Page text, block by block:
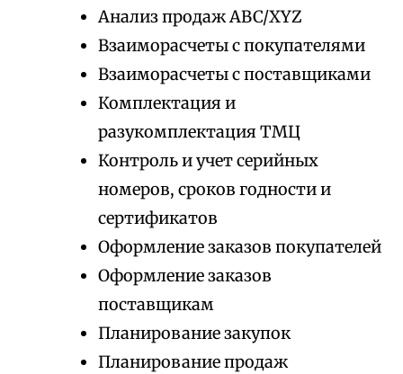
Анализ продаж ABC/XYZ
Взаиморасчеты с покупателями
Взаиморасчеты с поставщиками
Комплектация и
разукомплектация ТМЦ
Контроль и учет серийных
номеров, сроков годности и
сертификатов
Оформление заказов покупателей
Оформление заказов
поставщикам
Планирование закупок
Планирование продаж